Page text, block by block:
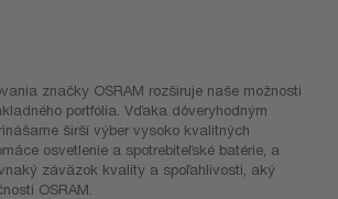
značky OSRAM rozširuje naše možnosti
portfólia. Vďaka dôveryhodným
širší výber vysoko kvalitných
osvetlenie a spotrebiteľské batérie, a
záväzok kvality a spoľahlivosti, aký
OSRAM.